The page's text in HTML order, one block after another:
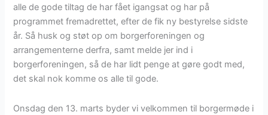
alle de gode tiltag de har fået igangsat og har på
programmet fremadrettet, efter de fik ny bestyrelse sidste
år. Så husk og støt op om borgerforeningen og
arrangementerne derfra, samt melde jer ind i
borgerforeningen, så de har lidt penge at gøre godt med,
det skal nok komme os alle til gode.
Onsdag den 13. marts byder vi velkommen til borgermøde i